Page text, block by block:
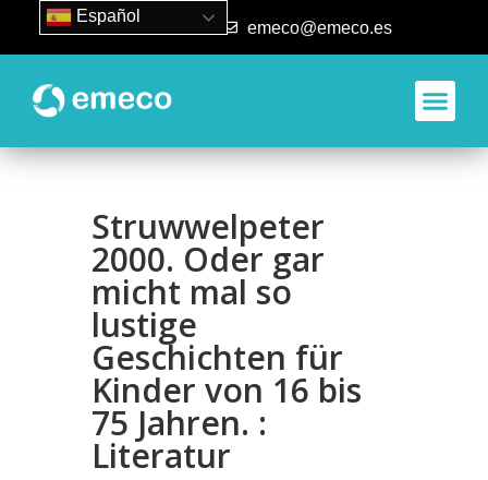
93 840 50 80 emeco@emeco.es
Struwwelpeter
2000. Oder gar
micht mal so
lustige
Geschichten für
Kinder von 16 bis
75 Jahren. :
Literatur
Español